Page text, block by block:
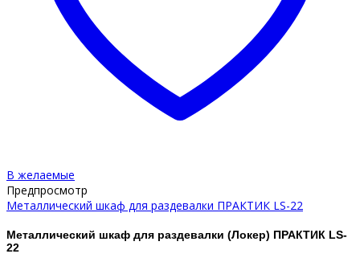
В желаемые
Предпросмотр
Металлический шкаф для раздевалки ПРАКТИК LS-22
Металлический шкаф для раздевалки (Локер) ПРАКТИК LS-
22